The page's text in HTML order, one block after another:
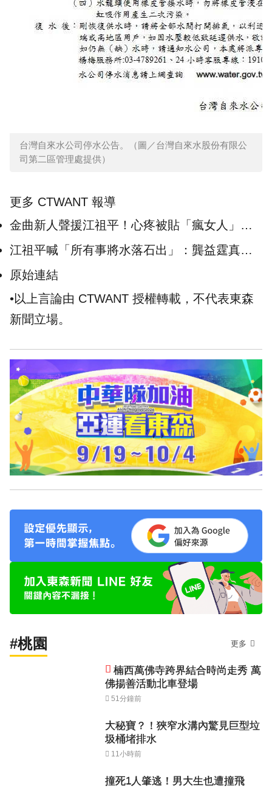
台灣自來水公司停水公告。（圖／台灣自來水股份有限公
司第二區管理處提供）
更多 CTWANT 報導
金曲新人聲援江祖平！心疼被貼「瘋女人」標
籤 轟龔益霆：這就是犯罪
江祖平喊「所有事將水落石出」：龔益霆真可
憐 狗仔爆高層猥褻案傳聞不斷
原始連結
•以上言論由 CTWANT 授權轉載，不代表東森
新聞立場。
#桃園 更多
楠西萬佛寺跨界結合時尚走秀 萬
佛揚善活動北車登場
51分鐘前
大秘寶？！狹窄水溝內驚見巨型垃
圾桶堵排水
11小時前
撞死1人肇逃！男大生也遭撞飛